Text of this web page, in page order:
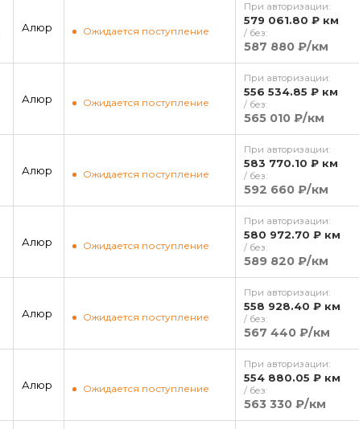
Алюр Ожидается поступление
При авторизации:
579 061.80 ₽ км
/ без:
587 880 ₽/км
Алюр Ожидается поступление
При авторизации:
556 534.85 ₽ км
/ без:
565 010 ₽/км
Алюр Ожидается поступление
При авторизации:
583 770.10 ₽ км
/ без:
592 660 ₽/км
Алюр Ожидается поступление
При авторизации:
580 972.70 ₽ км
/ без:
589 820 ₽/км
Алюр Ожидается поступление
При авторизации:
558 928.40 ₽ км
/ без:
567 440 ₽/км
Алюр Ожидается поступление
При авторизации:
554 880.05 ₽ км
/ без:
563 330 ₽/км